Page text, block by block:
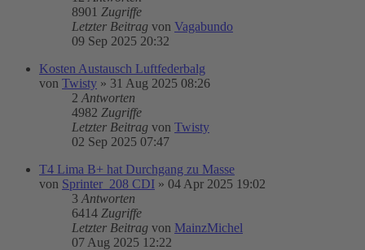
8901 Zugriffe
Letzter Beitrag von Vagabundo
09 Sep 2025 20:32
Kosten Austausch Luftfederbalg
von Twisty » 31 Aug 2025 08:26
2 Antworten
4982 Zugriffe
Letzter Beitrag von Twisty
02 Sep 2025 07:47
T4 Lima B+ hat Durchgang zu Masse
von Sprinter_208 CDI » 04 Apr 2025 19:02
3 Antworten
6414 Zugriffe
Letzter Beitrag von MainzMichel
07 Aug 2025 12:22